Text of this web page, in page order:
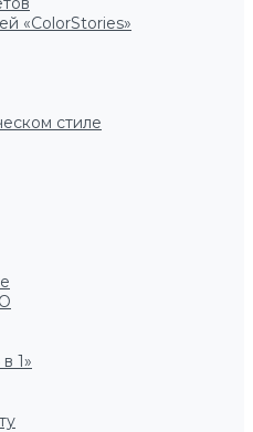
«ColorStories»
стиле
1»